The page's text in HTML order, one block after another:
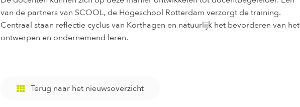
van de partners van SCOOL, de Hogeschool Rotterdam verzorgt de training.
Centraal staan reflectie cyclus van Korthagen en natuurlijk het bevorderen van het
ontwerpen en ondernemend leren.
Terug naar het nieuwsoverzicht